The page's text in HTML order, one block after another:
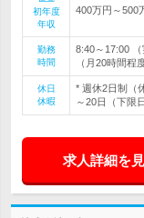
初年度
年収
400万円～500
勤務
時間
8:40～17:00
（月20時間程
休日
休暇
* 週休2日制（
～20日（下限
求人詳細を